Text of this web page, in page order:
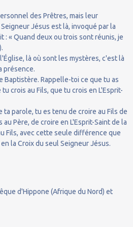
des Prêtres, mais leur
Jésus est là, invoqué par la
: « Quand deux ou trois sont réunis, je
là où sont les mystères, c'est là
présence.
Baptistère. Rappelle-toi ce que tu as
crois au Fils, que tu crois en L'Esprit-
ta parole, tu es tenu de croire au Fils de
au Père, de croire en L'Esprit-Saint de la
Fils, avec cette seule différence que
la Croix du seul Seigneur Jésus.
d'Hippone (Afrique du Nord) et